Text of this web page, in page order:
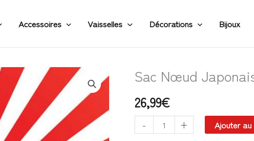
Accessoires Vaisselles Décorations Bijoux
Sac Nœud
26,99€
-
quantité
Sac
Nœud
Japonais
+ Ajouter